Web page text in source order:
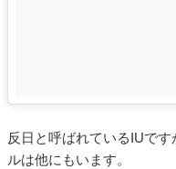
反日と呼ばれているIUで
ルは他にもいます。